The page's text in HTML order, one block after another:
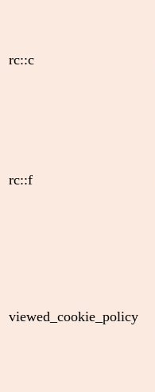
rc::c
rc::f
viewed_cookie_policy